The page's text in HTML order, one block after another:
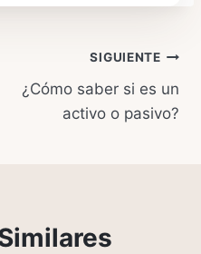
SIGUIENTE
¿Cómo saber si es un
activo o pasivo?